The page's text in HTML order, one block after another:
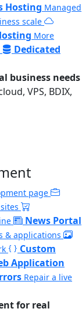
Hosting Managed
scale
More
Dedicated
business needs
VPS, BDIX,
page
News Portal
& applications
Custom
Application
Repair a live
for real